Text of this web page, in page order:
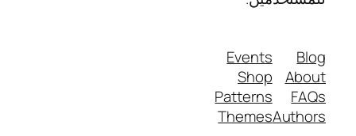
Blog
About
FAQs
Authors
Events
Shop
Patterns
Themes